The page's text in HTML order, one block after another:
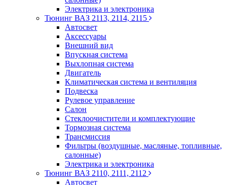
Электрика и электроника
Тюнинг ВАЗ 2113, 2114, 2115
Автосвет
Аксессуары
Внешний вид
Впускная система
Выхлопная система
Двигатель
Климатическая система и вентиляция
Подвеска
Рулевое управление
Салон
Стеклоочистители и комплектующие
Тормозная система
Трансмиссия
Фильтры (воздушные, масляные, топливные,
салонные)
Электрика и электроника
Тюнинг ВАЗ 2110, 2111, 2112
Автосвет